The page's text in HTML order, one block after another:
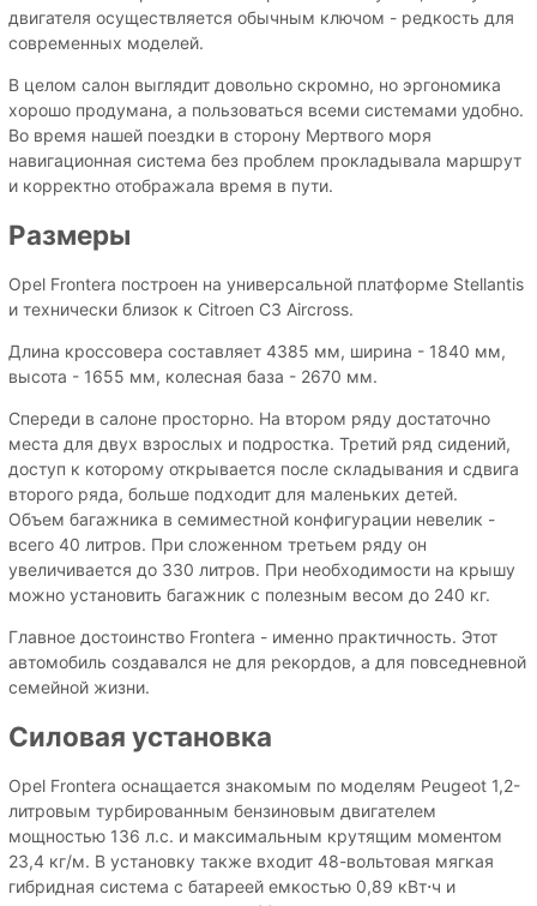
двигателя осуществляется обычным ключом - редкость для
современных моделей.
В целом салон выглядит довольно скромно, но эргономика
хорошо продумана, а пользоваться всеми системами удобно.
Во время нашей поездки в сторону Мертвого моря
навигационная система без проблем прокладывала маршрут
и корректно отображала время в пути.
Размеры
Opel Frontera построен на универсальной платформе Stellantis
и технически близок к Citroen C3 Aircross.
Длина кроссовера составляет 4385 мм, ширина - 1840 мм,
высота - 1655 мм, колесная база - 2670 мм.
Спереди в салоне просторно. На втором ряду достаточно
места для двух взрослых и подростка. Третий ряд сидений,
доступ к которому открывается после складывания и сдвига
второго ряда, больше подходит для маленьких детей.
Объем багажника в семиместной конфигурации невелик -
всего 40 литров. При сложенном третьем ряду он
увеличивается до 330 литров. При необходимости на крышу
можно установить багажник с полезным весом до 240 кг.
Главное достоинство Frontera - именно практичность. Этот
автомобиль создавался не для рекордов, а для повседневной
семейной жизни.
Силовая установка
Opel Frontera оснащается знакомым по моделям Peugeot 1,2-
литровым турбированным бензиновым двигателем
мощностью 136 л.с. и максимальным крутящим моментом
23,4 кг/м. В установку также входит 48-вольтовая мягкая
гибридная система с батареей емкостью 0,89 кВт⋅ч и